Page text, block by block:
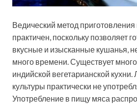
Ведический метод
практичен, поскольку позволяет
вкусные и изысканные кушанья,
много времени. Существует
индийской вегетарианской
культуры практически не
Употребление в пищу мяса